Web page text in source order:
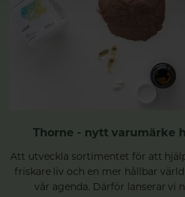
Thorne - nytt varumärke
Att utveckla sortimentet för att
friskare liv och en mer hållbar
vår agenda. Därför lanserar vi